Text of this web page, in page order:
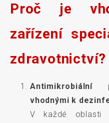
Proč je
zařízení
zdravotnictví?
vhodnými k
V každé oblasti